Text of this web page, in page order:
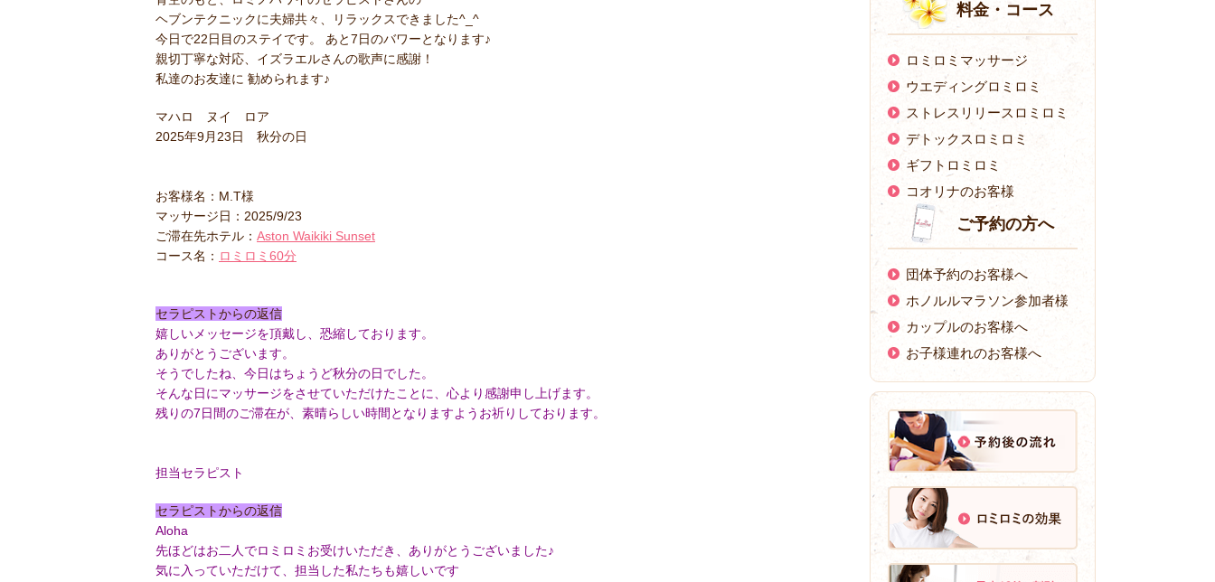
ヘブンテクニックに夫婦共々、リラックスできました^_^
今日で22日目のステイです。 あと7日のバワーとなります♪
親切丁寧な対応、イズラエルさんの歌声に感謝！
私達のお友達に 勧められます♪
マハロ ヌイ ロア
2025年9月23日 秋分の日
お客様名：M.T様
マッサージ日：2025/9/23
ご滞在先ホテル： Aston Waikiki Sunset
コース名： ロミロミ60分
セラピストからの返信
嬉しいメッセージを頂戴し、恐縮しております。
ありがとうございます。
そうでしたね、今日はちょうど秋分の日でした。
そんな日にマッサージをさせていただけたことに、心より感謝申し上げます。
残りの7日間のご滞在が、素晴らしい時間となりますようお祈りしております。
担当セラピスト
セラピストからの返信
Aloha
先ほどはお二人でロミロミお受けいただき、ありがとうございました♪
気に入っていただけて、担当した私たちも嬉しいです
料金・コース
ロミロミマッサージ
ウエディングロミロミ
ストレスリリースロミロミ
デトックスロミロミ
ギフトロミロミ
コオリナのお客様
ご予約の方へ
団体予約のお客様へ
ホノルルマラソン参加者様
カップルのお客様へ
お子様連れのお客様へ